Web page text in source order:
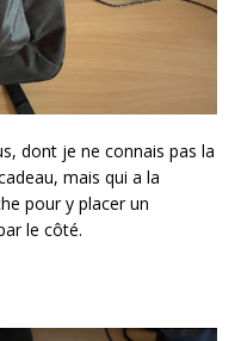
dont je ne connais pas la
mais qui a la
pour y placer un
le côté.